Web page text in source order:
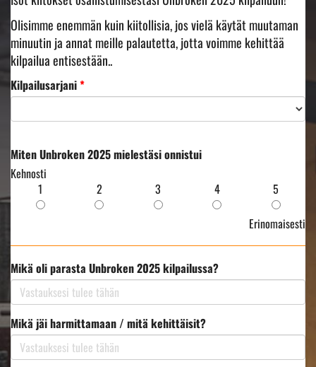
Olisimme enemmän kuin kiitollisia, jos vielä käytät muutaman
minuutin ja annat meille palautetta, jotta voimme kehittää
kilpailua entisestään..
Kilpailusarjani*
Miten Unbroken 2025 mielestäsi onnistui
Kehnosti
1
2 3 4 5
Erinomaisesti
Mikä oli parasta Unbroken 2025 kilpailussa?
Mikä jäi harmittamaan / mitä kehittäisit?